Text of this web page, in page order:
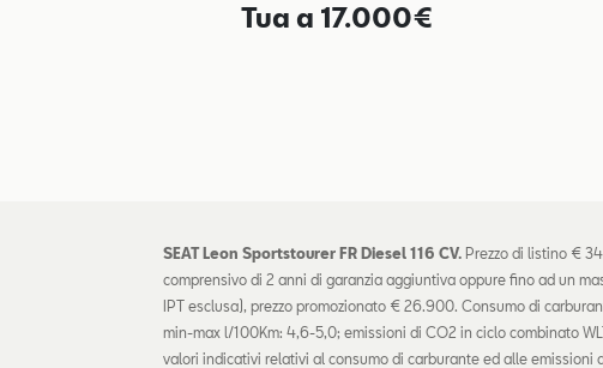
Tua a 17.000€
SEAT Leon Sportstourer FR Diesel 116 CV. Prezzo di listino €
comprensivo di 2 anni di garanzia aggiuntiva oppure fino ad un
IPT esclusa), prezzo promozionato € 26.900. Consumo di
min-max l/100Km: 4,6-5,0; emissioni di CO2 in ciclo combinato
valori indicativi relativi al consumo di carburante ed alle emissioni